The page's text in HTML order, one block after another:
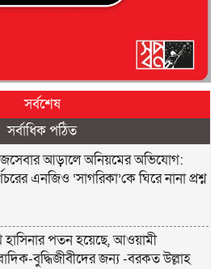
সর্বশেষ
সর্বাধিক পঠিত
আড়ালে অনিয়মের অভিযোগ:
এনজিও ‘সাগরিকা’কে ঘিরে নানা প্রশ্ন
হাসিনার পতন হয়েছে, আওয়ামী
বুদ্ধিজীবীদের জন্য -বরকত উল্লাহ